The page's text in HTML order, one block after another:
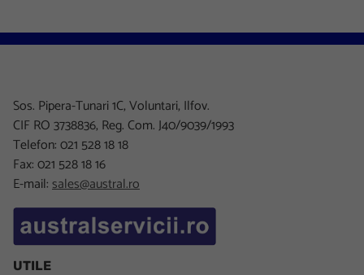
Sos. Pipera-Tunari 1C, Voluntari, Ilfov.
CIF RO 3738836, Reg. Com. J40/9039/1993
Telefon: 021 528 18 18
Fax: 021 528 18 16
E-mail:sales@austral.ro
UTILE